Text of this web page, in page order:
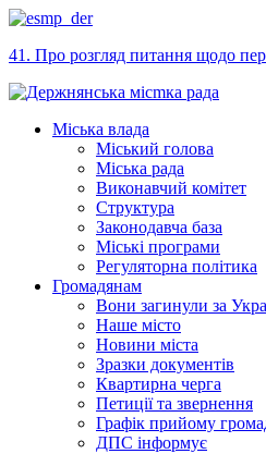
41. Про розгляд питання щодо
Міська влада
Міський голова
Міська рада
Виконавчий комітет
Структура
Законодавча база
Міські програми
Регуляторна політика
Громадянам
Вони загинули за
Наше місто
Новини міста
Зразки документів
Квартирна черга
Петиції та звернення
Графік прийому
ДПС інформує